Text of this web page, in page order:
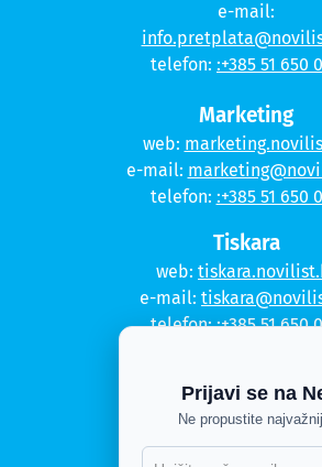
e-mail:
telefon: :+385 51 650
Marketing
web:
e-mail:
telefon: :+385 51 650
Tiskara
web:
e-mail:
telefon::+385 51 650
Kontakt
Politika privatnosti
Prijavi se na
Ne propustite